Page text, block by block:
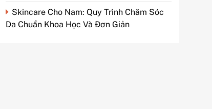
Skincare Cho Nam: Quy Trình Chăm Sóc
Da Chuẩn Khoa Học Và Đơn Giản